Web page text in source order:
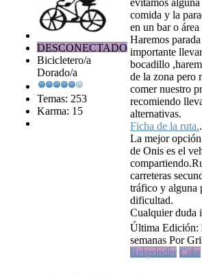
DESCONECTADO
Bicicletero/a
Dorado/a
Temas: 253
Karma: 15
evitamos alguna
comida y la
en un bar o
Haremos
importante
bocadillo
de la zona pero
comer nuestro
recomiendo
alternativas.
Ficha de la ruta..
La mejor
de Onis es el
carreteras
tráfico y alguna
dificultad.
Cualquier duda
Última Edición:
semanas Por
Responder Citar